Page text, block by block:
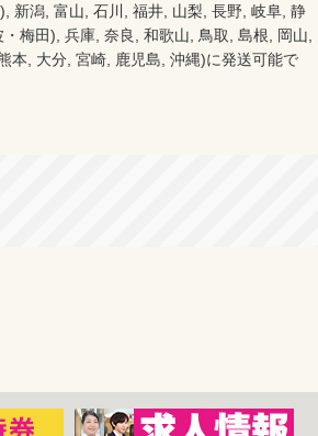
新潟, 富山, 石川, 福井, 山梨, 長野, 岐阜, 静
梅田), 兵庫, 奈良, 和歌山, 鳥取, 島根, 岡山,
本, 大分, 宮崎, 鹿児島, 沖縄)に発送可能で